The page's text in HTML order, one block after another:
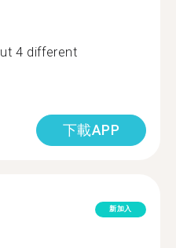
4 different
下載APP
新加入